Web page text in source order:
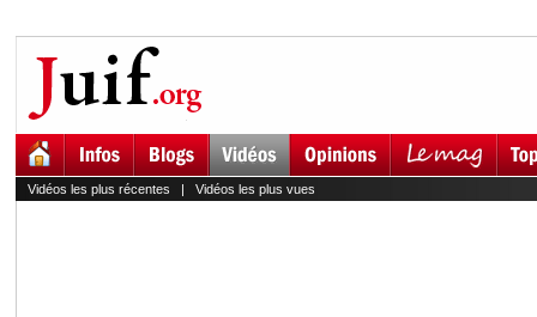
Vidéos les plus récentes | Vidéos les plus vues